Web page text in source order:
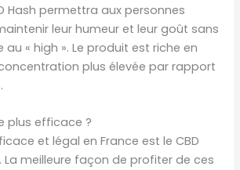
Hash permettra aux personnes
leur humeur et leur goût sans
« high ». Le produit est riche en
plus élevée par rapport
plus efficace ?
et légal en France est le CBD
La meilleure façon de profiter de ces